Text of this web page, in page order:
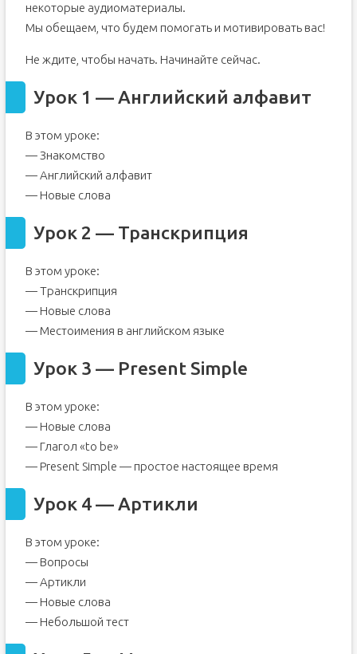
Все гениальное просто!
Порядок слов неслучаен!
Отличия английской и русской грамматики
некоторые аудиоматериалы.
Мы обещаем, что будем помогать и мотивировать вас!
Не ждите, чтобы начать. Начинайте сейчас.
Урок 1 — Английский алфавит
В этом уроке:
— Знакомство
— Английский алфавит
— Новые слова
Урок 2 — Транскрипция
В этом уроке:
— Транскрипция
— Новые слова
— Местоимения в английском языке
Урок 3 — Present Simple
В этом уроке:
— Новые слова
— Глагол «to be»
— Present Simple — простое настоящее время
Урок 4 — Артикли
В этом уроке:
— Вопросы
— Артикли
— Новые слова
— Небольшой тест